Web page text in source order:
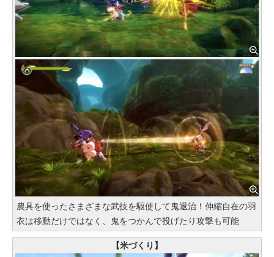
農具を使ったさまざまな武技を駆使して鬼退治！伸縮自在の羽
衣は移動だけではなく、鬼をつかんで投げたり攻撃も可能
【米づくり】